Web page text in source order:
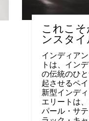
これこ
ンスタ
インディア
トは、イン
の伝統のひ
起させるペ
新型インデ
エリートは
パール・サ